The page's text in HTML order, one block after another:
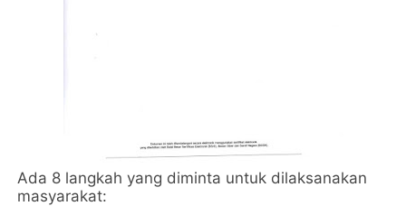
Ada 8 langkah yang diminta untuk dilaksanakan
masyarakat: